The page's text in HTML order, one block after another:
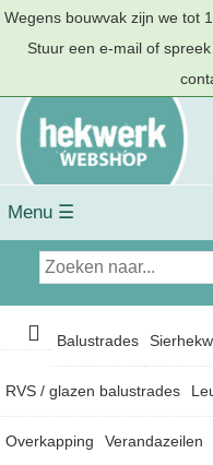
Wegens bouwvak zijn we tot
Stuur een e-mail of
Menu ☰
Balustrades
RVS / glazen balustrades
Overkapping Verandazeilen